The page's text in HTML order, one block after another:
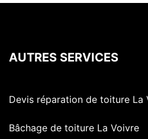
AUTRES SERVICES
Devis réparation de toiture La
Bâchage de toiture La Voivre